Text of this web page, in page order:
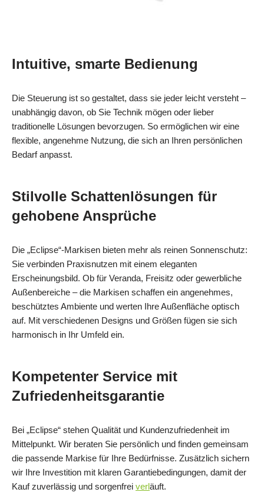
Intuitive, smarte Bedienung
Die Steuerung ist so gestaltet, dass sie jeder leicht versteht –
unabhängig davon, ob Sie Technik mögen oder lieber
traditionelle Lösungen bevorzugen. So ermöglichen wir eine
flexible, angenehme Nutzung, die sich an Ihren persönlichen
Bedarf anpasst.
Stilvolle Schattenlösungen für
gehobene Ansprüche
Die „Eclipse“-Markisen bieten mehr als reinen Sonnenschutz:
Sie verbinden Praxisnutzen mit einem eleganten
Erscheinungsbild. Ob für Veranda, Freisitz oder gewerbliche
Außenbereiche – die Markisen schaffen ein angenehmes,
beschütztes Ambiente und werten Ihre Außenfläche optisch
auf. Mit verschiedenen Designs und Größen fügen sie sich
harmonisch in Ihr Umfeld ein.
Kompetenter Service mit
Zufriedenheitsgarantie
Bei „Eclipse“ stehen Qualität und Kundenzufriedenheit im
Mittelpunkt. Wir beraten Sie persönlich und finden gemeinsam
die passende Markise für Ihre Bedürfnisse. Zusätzlich sichern
wir Ihre Investition mit klaren Garantiebedingungen, damit der
Kauf zuverlässig und sorgenfrei verläuft.